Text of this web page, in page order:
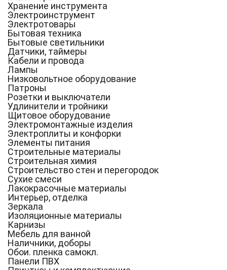
Хранение инструмента
Электроинструмент
Электротовары
Бытовая техника
Бытовые светильники
Датчики, таймеры
Кабели и провода
Лампы
Низковольтное оборудование
Патроны
Розетки и выключатели
Удлинители и тройники
Щитовое оборудование
Электромонтажные изделия
Электроплиты и конфорки
Элементы питания
Строительные материалы
Строительная химия
Строительство стен и перегородок
Сухие смеси
Лакокрасочные материалы
Интерьер, отделка
Зеркала
Изоляционные материалы
Карнизы
Мебель для ванной
Наличники, доборы
Обои. пленка самокл.
Панели ПВХ